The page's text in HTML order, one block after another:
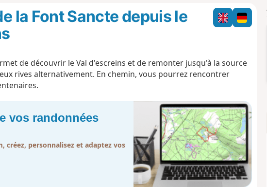
la Font Sancte depuis le
de découvrir le Val d'escreins et de remonter jusqu'à la source
rives alternativement. En chemin, vous pourrez rencontrer
vos randonnées
créez, personnalisez et adaptez vos